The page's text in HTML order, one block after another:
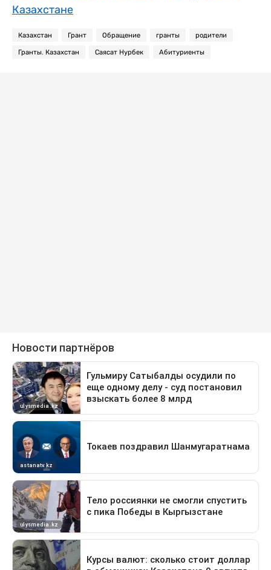
Казахстане
Казахстан Грант Обращение гранты родители
Гранты. Казахстан Саясат Нурбек Абитуриенты